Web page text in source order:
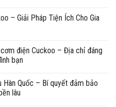
– Giải Pháp Tiện Ích Cho Gia
điện Cuckoo – Địa chỉ đáng
bạn
Quốc – Bí quyết đảm bảo
lâu